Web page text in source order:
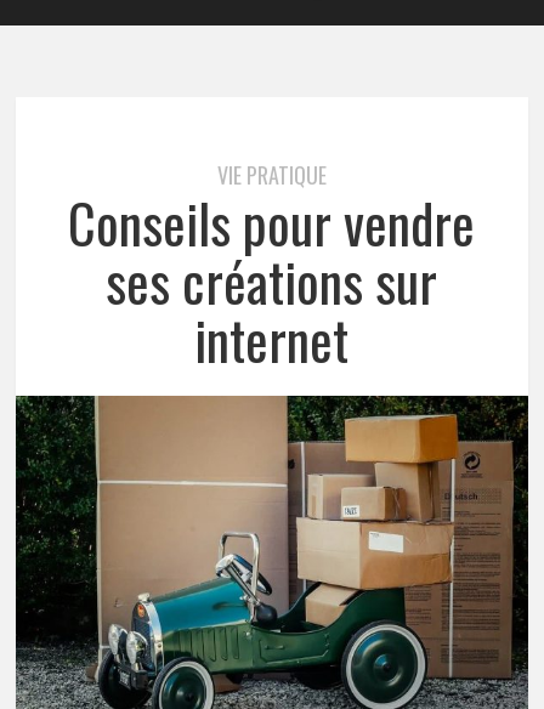
VIE PRATIQUE
Conseils pour vendre
ses créations sur
internet